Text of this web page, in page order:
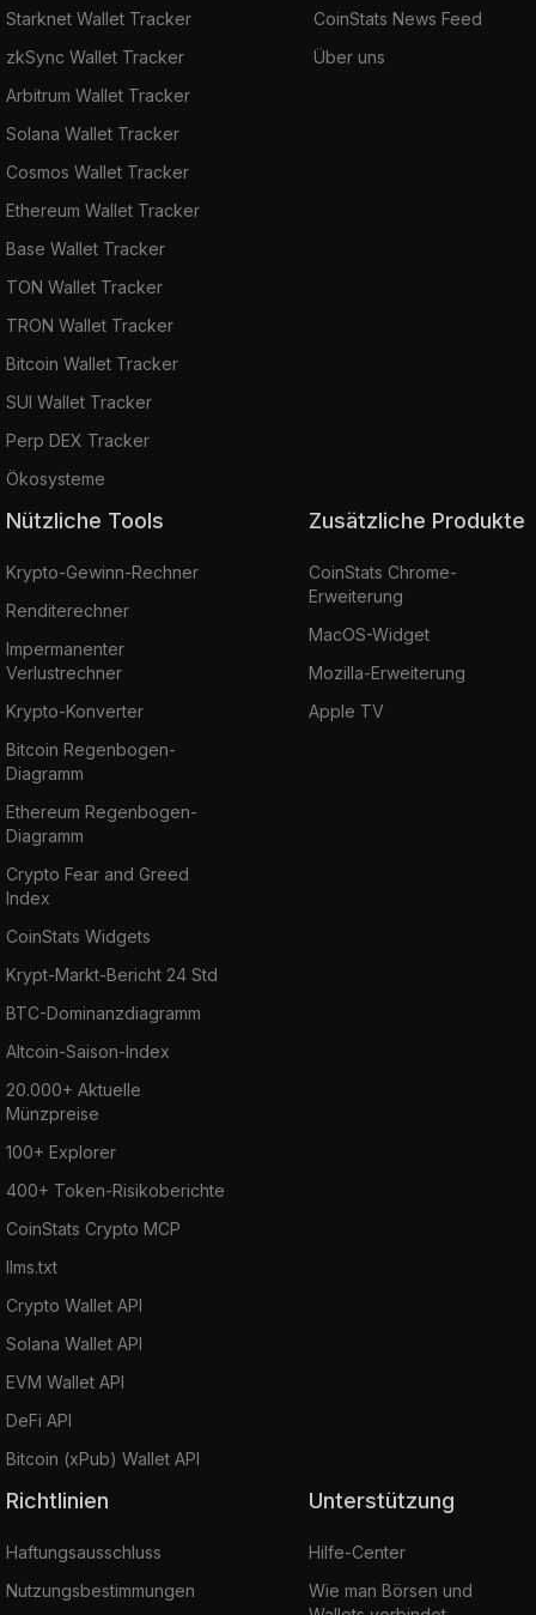
Starknet Wallet Tracker
zkSync Wallet Tracker
Arbitrum Wallet Tracker
Solana Wallet Tracker
Cosmos Wallet Tracker
Ethereum Wallet Tracker
Base Wallet Tracker
TON Wallet Tracker
TRON Wallet Tracker
Bitcoin Wallet Tracker
SUI Wallet Tracker
Perp DEX Tracker
Ökosysteme
CoinStats News Feed
Über uns
Nützliche Tools
Krypto-Gewinn-Rechner
Renditerechner
Impermanenter
Verlustrechner
Krypto-Konverter
Bitcoin Regenbogen-
Diagramm
Ethereum Regenbogen-
Diagramm
Crypto Fear and Greed
Index
CoinStats Widgets
Krypt-Markt-Bericht 24 Std
BTC-Dominanzdiagramm
Altcoin-Saison-Index
20.000+ Aktuelle
Münzpreise
100+ Explorer
400+ Token-Risikoberichte
CoinStats Crypto MCP
llms.txt
Crypto Wallet API
Solana Wallet API
EVM Wallet API
DeFi API
Bitcoin (xPub) Wallet API
Zusätzliche Produkte
CoinStats Chrome-
Erweiterung
MacOS-Widget
Mozilla-Erweiterung
Apple TV
Richtlinien
Haftungsausschluss
Nutzungsbestimmungen
Unterstützung
Hilfe-Center
Wie man Börsen und